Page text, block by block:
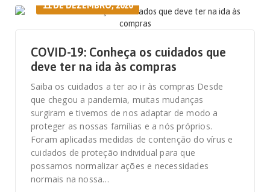
11 DE DEZEMBRO, 2020
COVID-19: Conheça os cuidados que
deve ter na ida às compras
Saiba os cuidados a ter ao ir às compras Desde
que chegou a pandemia, muitas mudanças
surgiram e tivemos de nos adaptar de modo a
proteger as nossas famílias e a nós próprios.
Foram aplicadas medidas de contenção do vírus e
cuidados de proteção individual para que
possamos normalizar ações e necessidades
normais na nossa…